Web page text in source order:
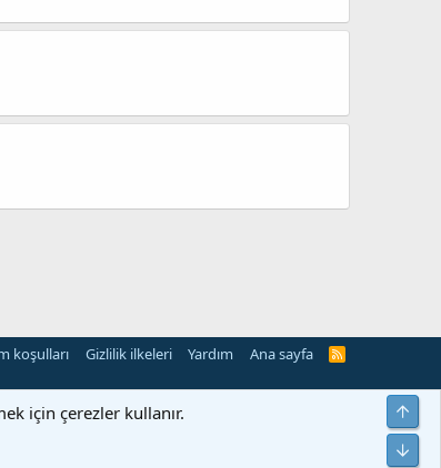
koşulları Gizlilik ilkeleri Yardım Ana sayfa
R
için çerezler kullanır.
Alt